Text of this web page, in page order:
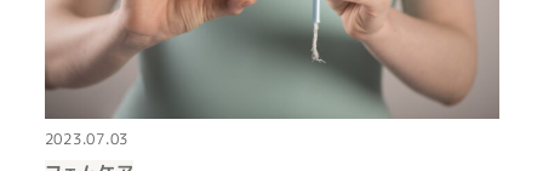
2023.07.03